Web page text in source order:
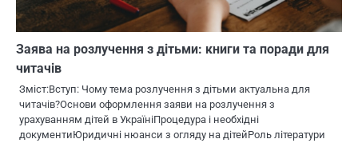
Заява на розлучення з дітьми: книги та поради для
читачів
Зміст:Вступ: Чому тема розлучення з дітьми актуальна для
читачів?Основи оформлення заяви на розлучення з
урахуванням дітей в УкраїніПроцедура і необхідні
документиЮридичні нюанси з огляду на дітейРоль літератури